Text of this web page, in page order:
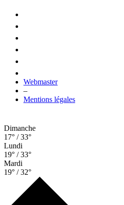
Webmaster
–
Mentions légales
Dimanche
17° / 33°
Lundi
19° / 33°
Mardi
19° / 32°